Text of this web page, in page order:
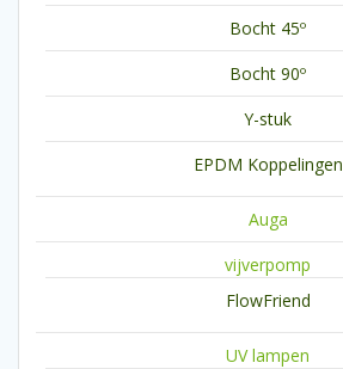
Bocht 45º
Bocht 90º
Y-stuk
EPDM Koppelingen
Auga
vijverpomp
FlowFriend
UV lampen